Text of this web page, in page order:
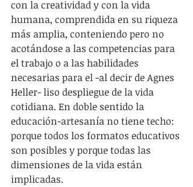
con la creatividad y con la vida
humana, comprendida en su riqueza
más amplia, conteniendo pero no
acotándose a las competencias para
el trabajo o a las habilidades
necesarias para el -al decir de Agnes
Heller- liso despliegue de la vida
cotidiana. En doble sentido la
educación-artesanía no tiene techo:
porque todos los formatos educativos
son posibles y porque todas las
dimensiones de la vida están
implicadas.